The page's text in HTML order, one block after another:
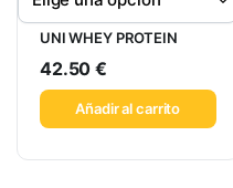
UNI WHEY PROTEIN
42.50€
Añadir al carrito